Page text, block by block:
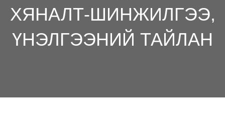
ХЯНАЛТ-ШИНЖИЛГЭЭ,
ҮНЭЛГЭЭНИЙ ТАЙЛАН